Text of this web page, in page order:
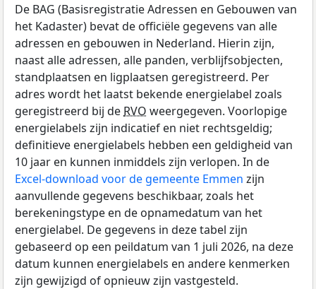
De BAG (Basisregistratie Adressen en Gebouwen van
het Kadaster) bevat de officiële gegevens van alle
adressen en gebouwen in Nederland. Hierin zijn,
naast alle adressen, alle panden, verblijfsobjecten,
standplaatsen en ligplaatsen geregistreerd. Per
adres wordt het laatst bekende energielabel zoals
geregistreerd bij de RVO weergegeven. Voorlopige
energielabels zijn indicatief en niet rechtsgeldig;
definitieve energielabels hebben een geldigheid van
10 jaar en kunnen inmiddels zijn verlopen. In de
Excel-download voor de gemeente Emmen zijn
aanvullende gegevens beschikbaar, zoals het
berekeningstype en de opnamedatum van het
energielabel. De gegevens in deze tabel zijn
gebaseerd op een peildatum van 1 juli 2026, na deze
datum kunnen energielabels en andere kenmerken
zijn gewijzigd of opnieuw zijn vastgesteld.